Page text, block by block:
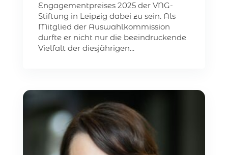
Engagementpreises 2025 der VNG-
Stiftung in Leipzig dabei zu sein. Als
Mitglied der Auswahlkommission
durfte er nicht nur die beeindruckende
Vielfalt der diesjährigen...